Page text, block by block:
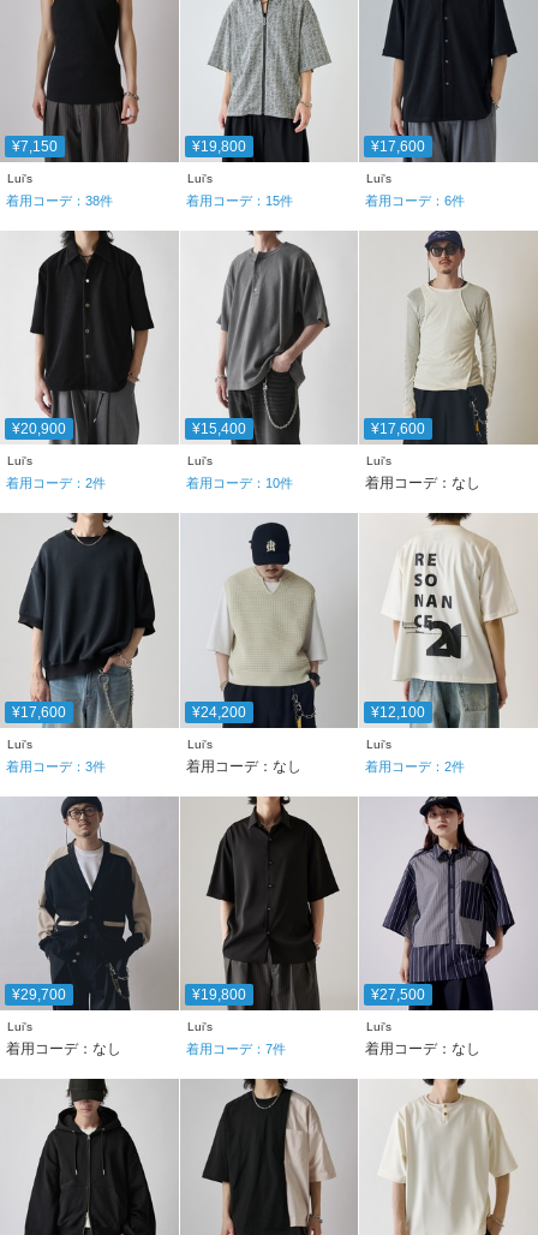
¥7,150
Lui's
着用コーデ： 38件
¥19,800
Lui's
着用コーデ： 15件
¥17,600
Lui's
着用コーデ：6件
¥20,900
Lui's
着用コーデ： 2件
¥15,400
Lui's
着用コーデ： 10件
¥17,600
Lui's
着用コーデ：なし
¥17,600
Lui's
着用コーデ： 3件
¥24,200
Lui's
着用コーデ：なし
¥12,100
Lui's
着用コーデ：2件
¥29,700
Lui's
着用コーデ：なし
¥19,800
Lui's
着用コーデ： 7件
¥27,500
Lui's
着用コーデ：なし